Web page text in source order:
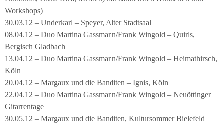
Workshops)
30.03.12 – Underkarl – Speyer, Alter Stadtsaal
08.04.12 – Duo Martina Gassmann/Frank Wingold – Quirls,
Bergisch Gladbach
13.04.12 – Duo Martina Gassmann/Frank Wingold – Heimathirsch,
Köln
20.04.12 – Margaux und die Banditen – Ignis, Köln
22.04.12 – Duo Martina Gassmann/Frank Wingold – Neuöttinger
Gitarrentage
30.05.12 – Margaux und die Banditen, Kultursommer Bielefeld